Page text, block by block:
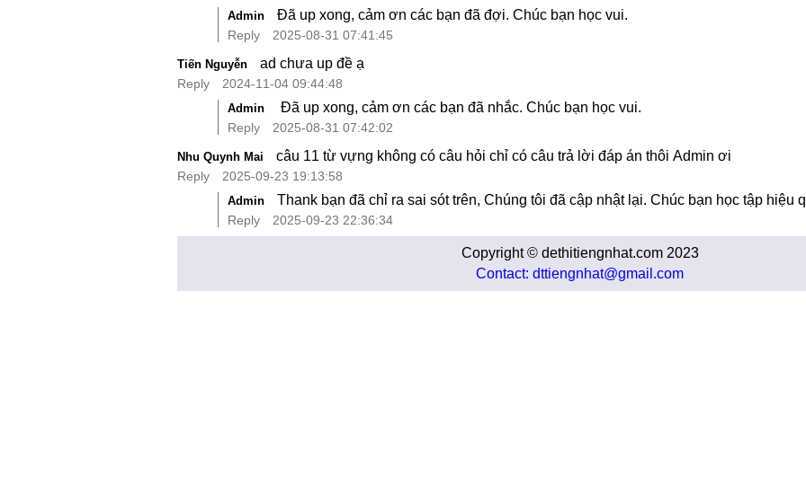
Admin Đã up xong, cảm ơn các bạn đã đợi. Chúc bạn học vui.
Reply 2025-08-31 07:41:45
Tiến Nguyễn ad chưa up đề ạ
Reply 2024-11-04 09:44:48
Admin Đã up xong, cảm ơn các bạn đã nhắc. Chúc bạn học vui.
Reply 2025-08-31 07:42:02
Nhu Quynh Mai câu 11 từ vựng không có câu hỏi chỉ có câu trả lời đáp án thôi Admin ơi
Reply 2025-09-23 19:13:58
Admin Thank bạn đã chỉ ra sai sót trên, Chúng tôi đã cập nhật lại. Chúc bạn học tập hiệu
Reply 2025-09-23 22:36:34
Copyright © dethitiengnhat.com 2023
Contact: dttiengnhat@gmail.com